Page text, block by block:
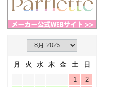
月 火 水 木 金 土
日
1
2